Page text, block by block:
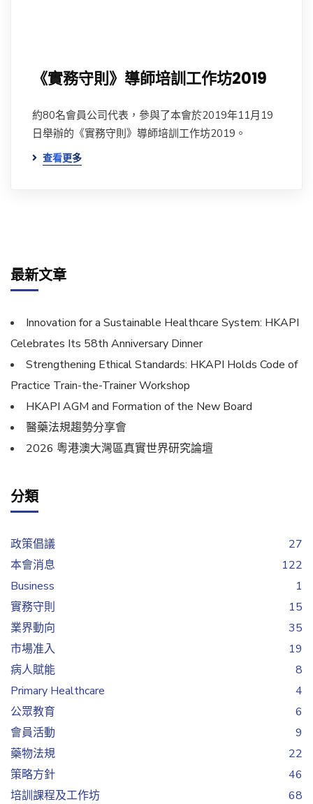
《實務守則》導師培訓工作坊2019
約80名會員公司代表，參與了本會於2019年11月19
日舉辦的《實務守則》導師培訓工作坊2019。
查看更多
最新文章
Innovation for a Sustainable Healthcare System: HKAPI
Celebrates Its 58th Anniversary Dinner
Strengthening Ethical Standards: HKAPI Holds Code of
Practice Train-the-Trainer Workshop
HKAPI AGM and Formation of the New Board
醫藥法規趨勢分享會
2026 粵港澳大灣區真實世界研究論壇
分類
政策倡議
27
本會消息
122
Business
1
實務守則
15
業界動向
35
市場准入
19
病人賦能
8
Primary Healthcare
4
公眾教育
6
會員活動
9
藥物法規
22
策略方針
46
培訓課程及工作坊
68